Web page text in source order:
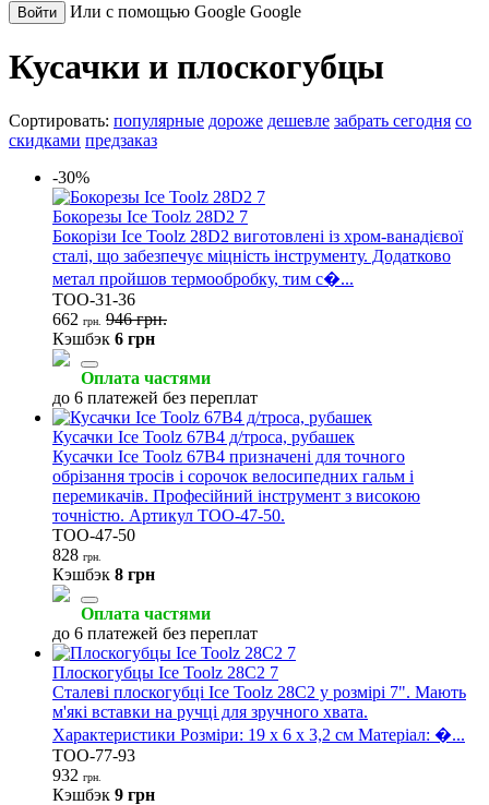
Войти Или с помощью Google Google
Кусачки и плоскогубцы
Сортировать: популярные дороже дешевле забрать сегодня со
скидками предзаказ
-30%
Бокорезы Ice Toolz 28D2 7
Бокорізи Ice Toolz 28D2 виготовлені із хром-ванадієвої
сталі, що забезпечує міцність інструменту. Додатково
метал пройшов термообробку, тим с�...
TOO-31-36
662 грн.
946 грн.
Кэшбэк 6 грн
Оплата частями
до 6 платежей без переплат
Кусачки Ice Toolz 67B4 д/троса, рубашек
Кусачки Ice Toolz 67B4 призначені для точного
обрізання тросів і сорочок велосипедних гальм і
перемикачів. Професійний інструмент з високою
точністю. Артикул TOO-47-50.
TOO-47-50
828 грн.
Кэшбэк 8 грн
Оплата частями
до 6 платежей без переплат
Плоскогубцы Ice Toolz 28C2 7
Сталеві плоскогубці Ice Toolz 28C2 у розмірі 7". Мають
м'які вставки на ручці для зручного хвата.
Характеристики Розміри: 19 x 6 x 3,2 см Матеріал: �...
TOO-77-93
932 грн.
Кэшбэк 9 грн